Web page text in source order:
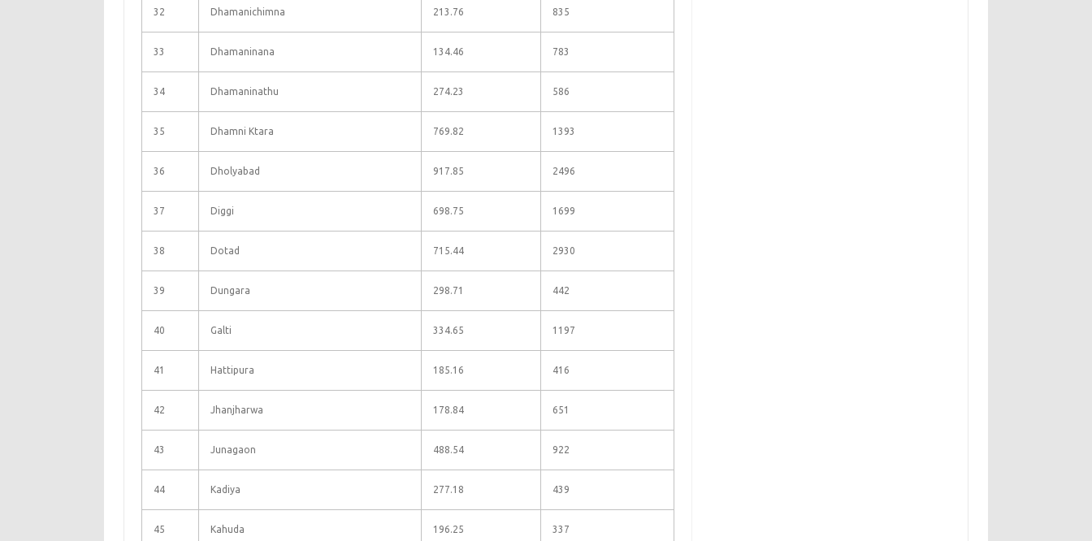
32 Dhamanichimna 213.76 835
33 Dhamaninana 134.46 783
34 Dhamaninathu 274.23 586
35 Dhamni Ktara 769.82 1393
36 Dholyabad 917.85 2496
37 Diggi 698.75 1699
38 Dotad 715.44 2930
39 Dungara 298.71 442
40 Galti 334.65 1197
41 Hattipura 185.16 416
42 Jhanjharwa 178.84 651
43 Junagaon 488.54 922
44 Kadiya 277.18 439
45 Kahuda 196.25 337